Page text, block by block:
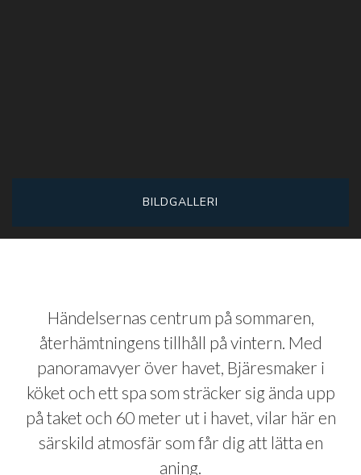
BILDGALLERI
Händelsernas centrum på sommaren,
återhämtningens tillhåll på vintern. Med
panoramavyer över havet, Bjäresmaker i
köket och ett spa som sträcker sig ända upp
på taket och 60 meter ut i havet, vilar här en
särskild atmosfär som får dig att lätta en
aning.